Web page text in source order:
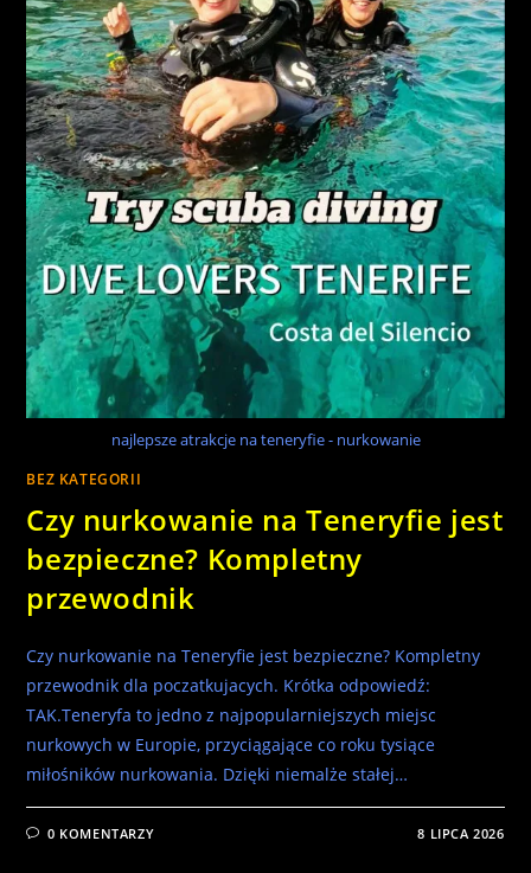
najlepsze atrakcje na teneryfie - nurkowanie
BEZ KATEGORII
Czy nurkowanie na Teneryfie jest
bezpieczne? Kompletny
przewodnik
Czy nurkowanie na Teneryfie jest bezpieczne? Kompletny
przewodnik dla poczatkujacych. Krótka odpowiedź:
TAK.Teneryfa to jedno z najpopularniejszych miejsc
nurkowych w Europie, przyciągające co roku tysiące
miłośników nurkowania. Dzięki niemalże stałej…
0 KOMENTARZY 8 LIPCA 2026